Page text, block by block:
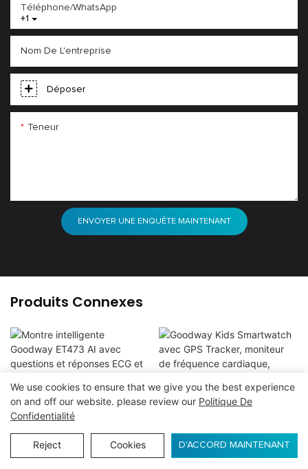
+1
Téléphone/WhatsApp
Nom De L'entreprise
Déposer
Teneur
ENVOYER UNE ENQUÊTE MAINTENANT
Produits Connexes
Montre Intelligente
Goodway ET473 AI Avec
Questions Et Réponses
ECG Et IA
Goodway Kids
Tracker, Moniteur De
Fréquence Cardiaque,
We use cookies to ensure that we give you the best experience
on and off our website. please review our Politique De
Confidentialité
Reject Cookies D'ACCORD MAINTENANT
ENQUÊTE